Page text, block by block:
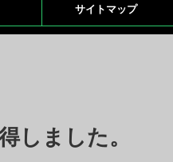
サイトマップ
しました。